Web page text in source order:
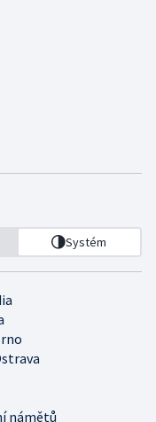
Systém
námětů